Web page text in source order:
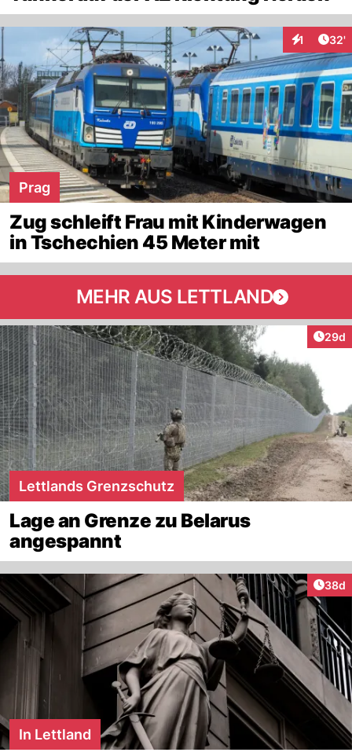
1 32'
Prag
Zug schleift Frau mit Kinderwagen
in Tschechien 45 Meter mit
MEHR AUS LETTLAND
29d
Lettlands Grenzschutz
Lage an Grenze zu Belarus
angespannt
38d
In Lettland